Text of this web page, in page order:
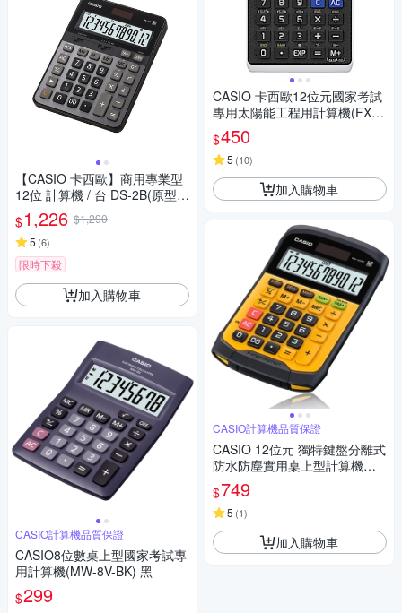
【CASIO 卡西歐】商用專業型
12位 計算機 / 台 DS-2B(原型號
DS-2TS)
$1,226 $1,290
5 (6)
限時下殺
加入購物車
CASIO計算機品質保證
CASIO8位數桌上型國家考試專
用計算機(MW-8V-BK) 黑
$299
CASIO 卡西歐12位元國家考試
專用太陽能工程用計算機(FX-8
2SOLARII)
$450
5 (10)
加入購物車
CASIO計算機品質保證
CASIO 12位元 獨特鍵盤分離式
防水防塵實用桌上型計算機WM
-320MT-大黃蜂潮流配
$749
5 (1)
加入購物車